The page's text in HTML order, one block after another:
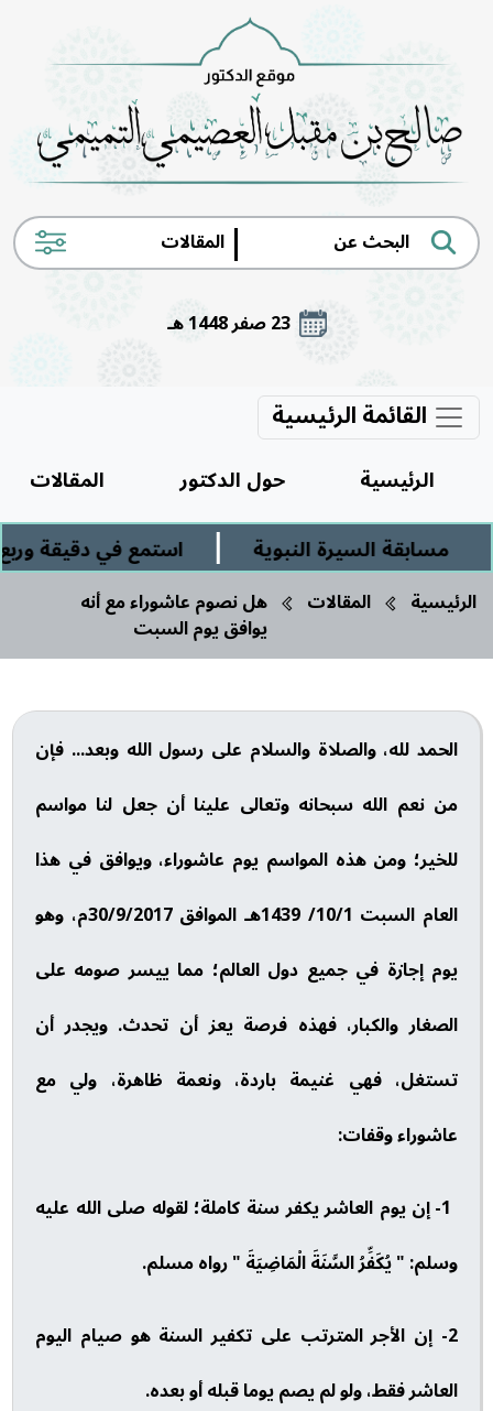
|
23 صفر 1448 هـ
القائمة الرئيسية
الرئيسية حول الدكتور
المقالات
مسابقة السيرة النبوية
| استمع في دقيقة
الرئيسية المقالات هل نصوم عاشوراء مع أنه
يوافق يوم السبت
الحمد لله، والصلاة والسلام على رسول الله وبعد... فإن
من نعم الله سبحانه وتعالى علينا أن جعل لنا مواسم
للخير؛ ومن هذه المواسم يوم عاشوراء، ويوافق في هذا
العام السبت 10/1/ 1439هـ الموافق 30/9/2017م، وهو
يوم إجازة في جميع دول العالم؛ مما ييسر صومه على
الصغار والكبار، فهذه فرصة يعز أن تحدث. ويجدر أن
تستغل، فهي غنيمة باردة، ونعمة ظاهرة، ولي مع
عاشوراء وقفات:
1- إن يوم العاشر يكفر سنة كاملة؛ لقوله صلى الله عليه
وسلم: " يُكَفِّرُ السَّنَةَ الْمَاضِيَةَ " رواه مسلم.
2- إن الأجر المترتب على تكفير السنة هو صيام اليوم
العاشر فقط، ولو لم يصم يوما قبله أو بعده.